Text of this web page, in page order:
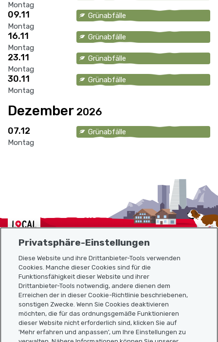
Montag
09.11
Montag
Grünabfälle
16.11
Montag
Grünabfälle
23.11
Montag
Grünabfälle
30.11
Montag
Grünabfälle
Dezember 2026
07.12
Montag
Grünabfälle
Localcities
Sitemap
Nützliche Links
Localcities App herunterladen
Privatsphäre-Einstellungen
Diese Website und ihre Drittanbieter-Tools verwenden
Cookies. Manche dieser Cookies sind für die
Funktionsfähigkeit dieser Website und ihrer
Drittanbieter-Tools notwendig, andere dienen dem
Erreichen der in dieser Cookie-Richtlinie beschriebenen,
sonstigen Zwecke. Wenn Sie Cookies deaktivieren
möchten, die für das ordnungsgemäße Funktionieren
dieser Website nicht erforderlich sind, klicken Sie auf
'Mehr erfahren und anpassen', um Ihre Einstellungen zu